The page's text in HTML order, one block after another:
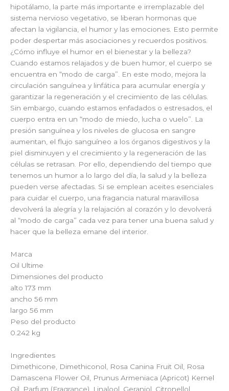
hipotálamo, la parte más importante e irremplazable del
sistema nervioso vegetativo, se liberan hormonas que
afectan la vigilancia, el humor y las emociones. Esto permite
poder despertar más asociaciones y recuerdos positivos.
¿Cómo influye el humor en el bienestar y la belleza?
Cuando estamos relajados y de buen humor, el cuerpo se
encuentra en “modo de carga”. En este modo, mejora la
circulación sanguínea y linfática para acumular energía y
garantizar la regeneración y el crecimiento de las células.
Sin embargo, cuando estamos enfadados o estresados, el
cuerpo entra en un “modo de miedo, lucha o vuelo”. La
presión sanguínea y los niveles de glucosa en sangre
aumentan, el flujo sanguíneo a los órganos digestivos y la
piel disminuyen y el crecimiento y la regeneración de las
células se retrasan. Por ello, dependiendo del tiempo que
tenemos un humor a lo largo del día, la salud y la belleza
pueden verse afectadas. Si se emplean aceites esenciales
para cuidar el cuerpo, una fragancia natural maravillosa
devolverá la alegría y la relajación al corazón y lo devolverá
al “modo de carga” cada vez para tener una buena salud y
hacer que la belleza emane del interior.
Marca
Oil Ultime
Dimensiones del producto
alto 173 mm
ancho 56 mm
largo 56 mm
Peso del producto
0.242 kg
Ingredientes
Dimethicone, Dimethiconol, Rosa Canina Fruit Oil, Rosa
Damascena Flower Oil, Prunus Armeniaca (Apricot) Kernel
Oil, Parfum (Fragrance), Linalool, Geraniol, Citronellol,